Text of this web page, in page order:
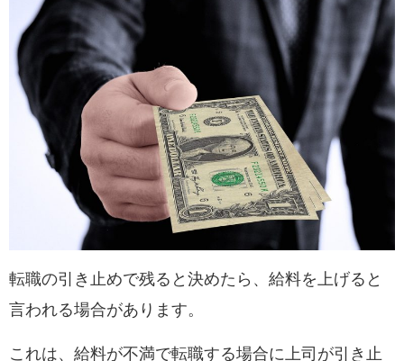
転職の引き止めで残ると決めたら、給料を上げると
言われる場合があります。
これは、給料が不満で転職する場合に上司が引き止